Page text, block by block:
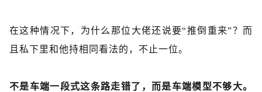
在这种情况下，为什么那位大佬还说要“推倒重来”？而
且私下里和他持相同看法的，不止一位。
不是车端一段式这条路走错了，而是车端模型不够大。